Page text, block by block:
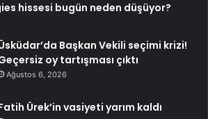
hissesi bugün neden düşüyor?
Başkan Vekili seçimi krizi!
oy tartışması çıktı
Ağustos 6, 2026
Ürek’in vasiyeti yarım kaldı